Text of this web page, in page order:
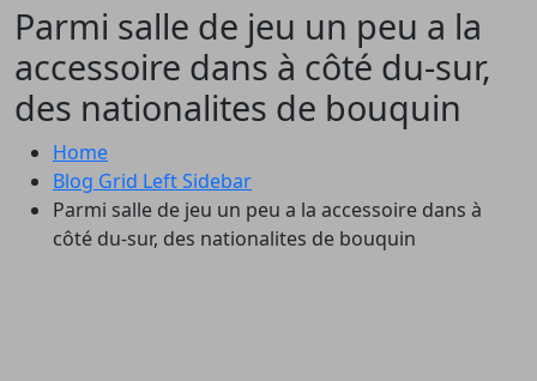
Parmi salle de jeu un peu a la
accessoire dans à côté du-sur,
des nationalites de bouquin
Home
Blog Grid Left Sidebar
Parmi salle de jeu un peu a la accessoire dans à
côté du-sur, des nationalites de bouquin